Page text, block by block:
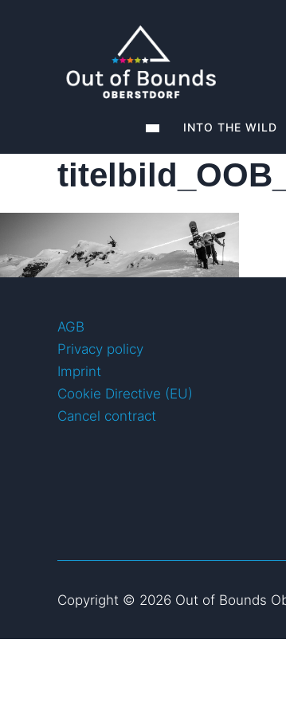
INTO THE WILD
AGB
Privacy policy
Imprint
Cookie Directive (EU)
Cancel contract
Copyright © 2026 Out of Bounds